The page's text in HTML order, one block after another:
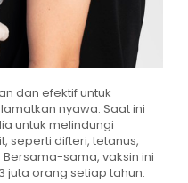
dan efektif untuk
nyawa. Saat ini
untuk melindungi
seperti difteri, tetanus,
sama, vaksin ini
juta orang setiap tahun.